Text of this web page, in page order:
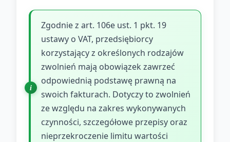
Zgodnie z art. 106e ust. 1 pkt. 19
ustawy o VAT, przedsiębiorcy
korzystający z określonych rodzajów
zwolnień mają obowiązek zawrzeć
odpowiednią podstawę prawną na
swoich fakturach. Dotyczy to zwolnień
ze względu na zakres wykonywanych
czynności, szczegółowe przepisy oraz
nieprzekroczenie limitu wartości